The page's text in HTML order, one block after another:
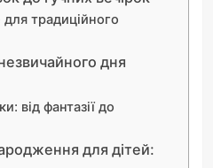
традиційного
дня
від фантазії до
для дітей: